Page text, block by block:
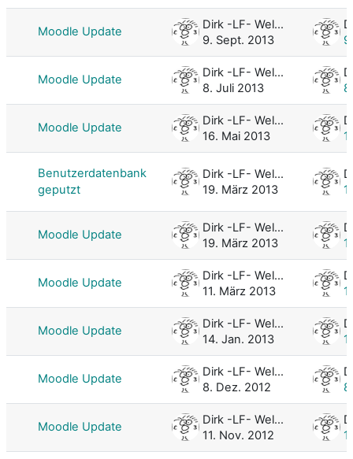
Moodle Update
Dirk -LF- Weller
9. Sept. 2013
Moodle Update
Dirk -LF- Weller
8. Juli 2013
Moodle Update
Dirk -LF- Weller
16. Mai 2013
Benutzerdatenbank
geputzt
Dirk -LF- Weller
19. März 2013
Moodle Update
Dirk -LF- Weller
19. März 2013
Moodle Update
Dirk -LF- Weller
11. März 2013
Moodle Update
Dirk -LF- Weller
14. Jan. 2013
Moodle Update
Dirk -LF- Weller
8. Dez. 2012
Moodle Update
Dirk -LF- Weller
11. Nov. 2012